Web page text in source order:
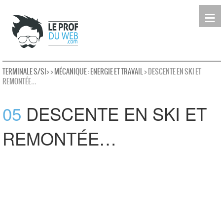
≡
leProfDuWeb
Seconde
Première
Terminale
Rechercher
TERMINALE S/SI>>MÉCANIQUE : ENERGIE ET TRAVAIL> DESCENTE EN SKI ET
REMONTÉE…
05 DESCENTE EN SKI ET
REMONTÉE…